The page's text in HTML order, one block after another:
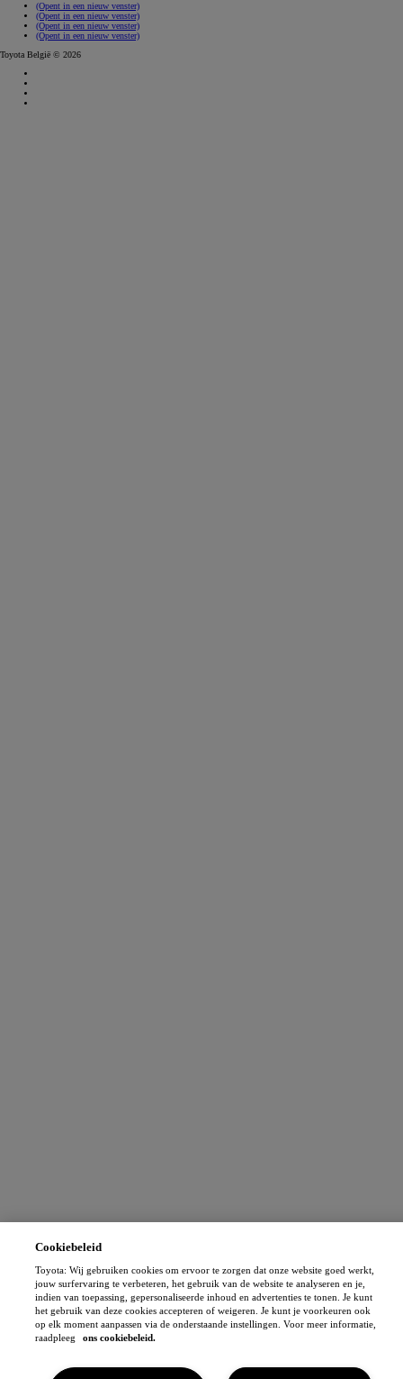
(Opent in een nieuw venster)
(Opent in een nieuw venster)
(Opent in een nieuw venster)
(Opent in een nieuw venster)
Toyota België © 2026
Cookiebeleid
Toyota: Wij gebruiken cookies om ervoor te zorgen dat onze website goed werkt,
jouw surfervaring te verbeteren, het gebruik van de website te analyseren en je,
indien van toepassing, gepersonaliseerde inhoud en advertenties te tonen. Je kunt
het gebruik van deze cookies accepteren of weigeren. Je kunt je voorkeuren ook
op elk moment aanpassen via de onderstaande instellingen. Voor meer informatie,
raadpleeg
ons cookiebeleid.